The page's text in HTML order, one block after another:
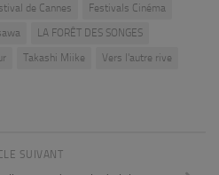
de Cannes
Festivals Cinéma
LA FORÊT DES SONGES
Takashi Miike
Vers l'autre rive
SUIVANT